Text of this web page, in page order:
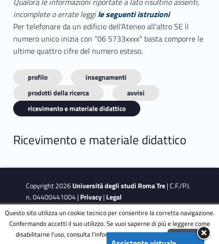
incomplete o errate leggile seguenti istruzioni
Per telefonare da un edificio dell'Ateneo all'altro SE il
numero unico inizia con "06 5733xxxx" basta comporre le
ultime quattro cifre del numero esteso.
profilo
insegnamenti
prodotti della ricerca
avvisi
ricevimento e materiale didattico
Ricevimento e materiale didattico
Copyright 2026Università degli studi Roma Tre| C.F./P.I.
n. 04400441004 |Privacy|Legal
Notes|Accessibility Accessibility Target
This site is protected by reCAPTCHA and the GooglePrivacy
Questo sito utilizza un cookie tecnico per consentire la corretta navigazione.
Confermando accetti il suo utilizzo. Se vuoi saperne di più e leggere come
disabilitarne l'uso, consulta l'informativa estesa.ENG
Accetta